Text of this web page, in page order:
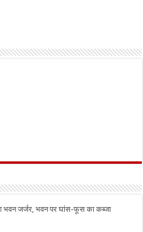
भवन जर्जर, भवन पर घांस-फूस का कब्जा